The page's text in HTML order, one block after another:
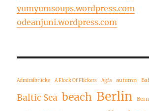
yumyumsoups.wordpress.com
odeanjuni.wordpress.com
Admiralbrücke A Flock Of Flickers Agfa autumn
Baltic Sea beach Berlin